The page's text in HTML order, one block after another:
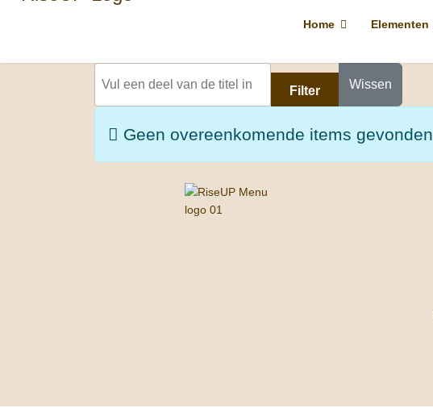
Home Elementen
Vul een deel van de titel in
Filter Wissen
Informatie
Geen overeenkomende items gevonden